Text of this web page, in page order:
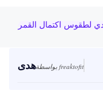
هدى بواسطة freaktofit